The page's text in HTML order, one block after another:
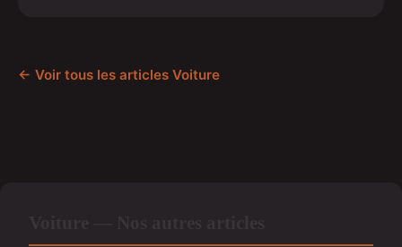
← Voir tous les articles Voiture